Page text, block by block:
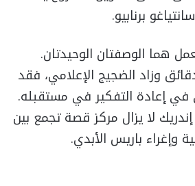
برنابيو.
هما الوصفتان الوحيدتان.
وزاد الضجيج الإعلامي، فقد
في إعادة التفكير في مستقبله.
لا يزال مركز قصة تجمع بين
وإغراء باريس الأبدي.